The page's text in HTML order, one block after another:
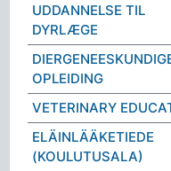
UDDANNELSE TIL
DYRLÆGE
OPLEIDING
VETERINARY
ELÄINLÄÄKETIEDE
(KOULUTUSALA)